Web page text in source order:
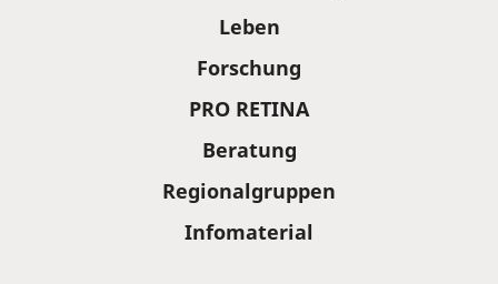
Leben
Forschung
PRO RETINA
Beratung
Regionalgruppen
Infomaterial